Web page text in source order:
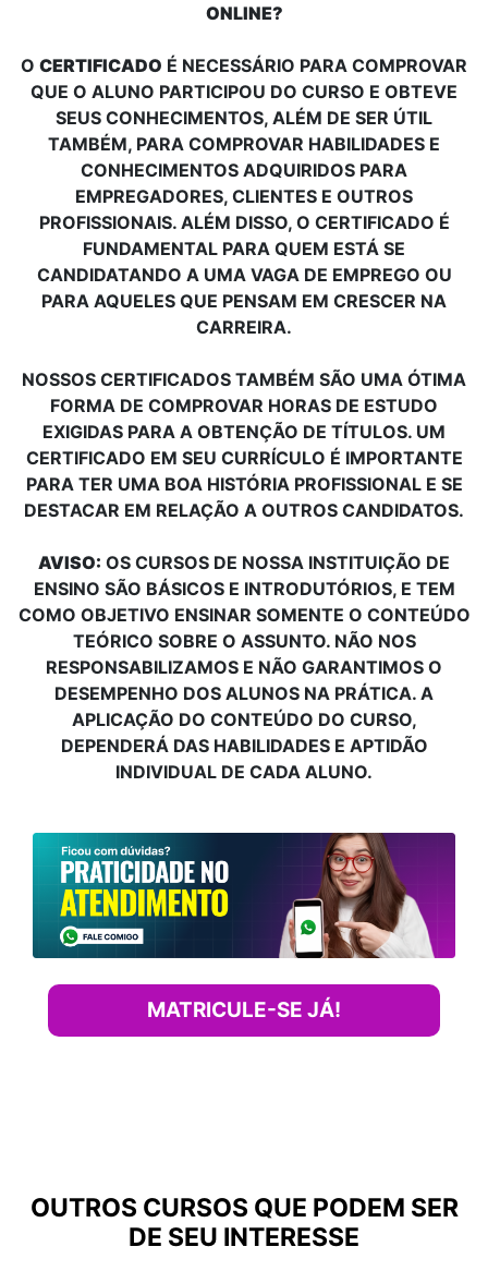
ONLINE?
O CERTIFICADO É NECESSÁRIO PARA COMPROVAR
QUE O ALUNO PARTICIPOU DO CURSO E OBTEVE
SEUS CONHECIMENTOS, ALÉM DE SER ÚTIL
TAMBÉM, PARA COMPROVAR HABILIDADES E
CONHECIMENTOS ADQUIRIDOS PARA
EMPREGADORES, CLIENTES E OUTROS
PROFISSIONAIS. ALÉM DISSO, O CERTIFICADO É
FUNDAMENTAL PARA QUEM ESTÁ SE
CANDIDATANDO A UMA VAGA DE EMPREGO OU
PARA AQUELES QUE PENSAM EM CRESCER NA
CARREIRA.
NOSSOS CERTIFICADOS TAMBÉM SÃO UMA ÓTIMA
FORMA DE COMPROVAR HORAS DE ESTUDO
EXIGIDAS PARA A OBTENÇÃO DE TÍTULOS. UM
CERTIFICADO EM SEU CURRÍCULO É IMPORTANTE
PARA TER UMA BOA HISTÓRIA PROFISSIONAL E SE
DESTACAR EM RELAÇÃO A OUTROS CANDIDATOS.
AVISO: OS CURSOS DE NOSSA INSTITUIÇÃO DE
ENSINO SÃO BÁSICOS E INTRODUTÓRIOS, E TEM
COMO OBJETIVO ENSINAR SOMENTE O CONTEÚDO
TEÓRICO SOBRE O ASSUNTO. NÃO NOS
RESPONSABILIZAMOS E NÃO GARANTIMOS O
DESEMPENHO DOS ALUNOS NA PRÁTICA. A
APLICAÇÃO DO CONTEÚDO DO CURSO,
DEPENDERÁ DAS HABILIDADES E APTIDÃO
INDIVIDUAL DE CADA ALUNO.
MATRICULE-SE JÁ!
OUTROS CURSOS QUE PODEM SER
DE SEU INTERESSE